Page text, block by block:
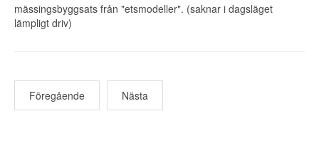
mässingsbyggsats från "etsmodeller". (saknar i dagsläget
lämpligt driv)
Föregående Nästa